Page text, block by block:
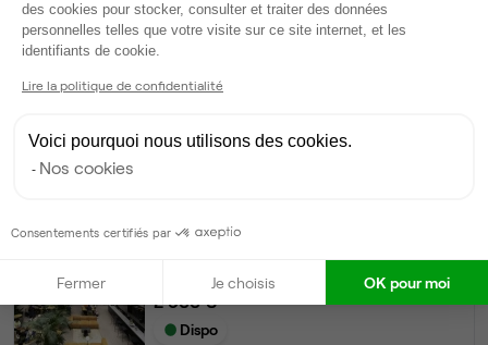
Autres bureaux de cet espace :
4 800 €
postes • 15 m²
2 500 €
Dispo
des cookies pour stocker, consulter et traiter des données
personnelles telles que votre visite sur ce site internet, et les
identifiants de cookie.
Lire la politique de confidentialité
Voici pourquoi nous utilisons des cookies.
Nos cookies
Consentements certifiés par
Fermer Je choisis OK pour moi